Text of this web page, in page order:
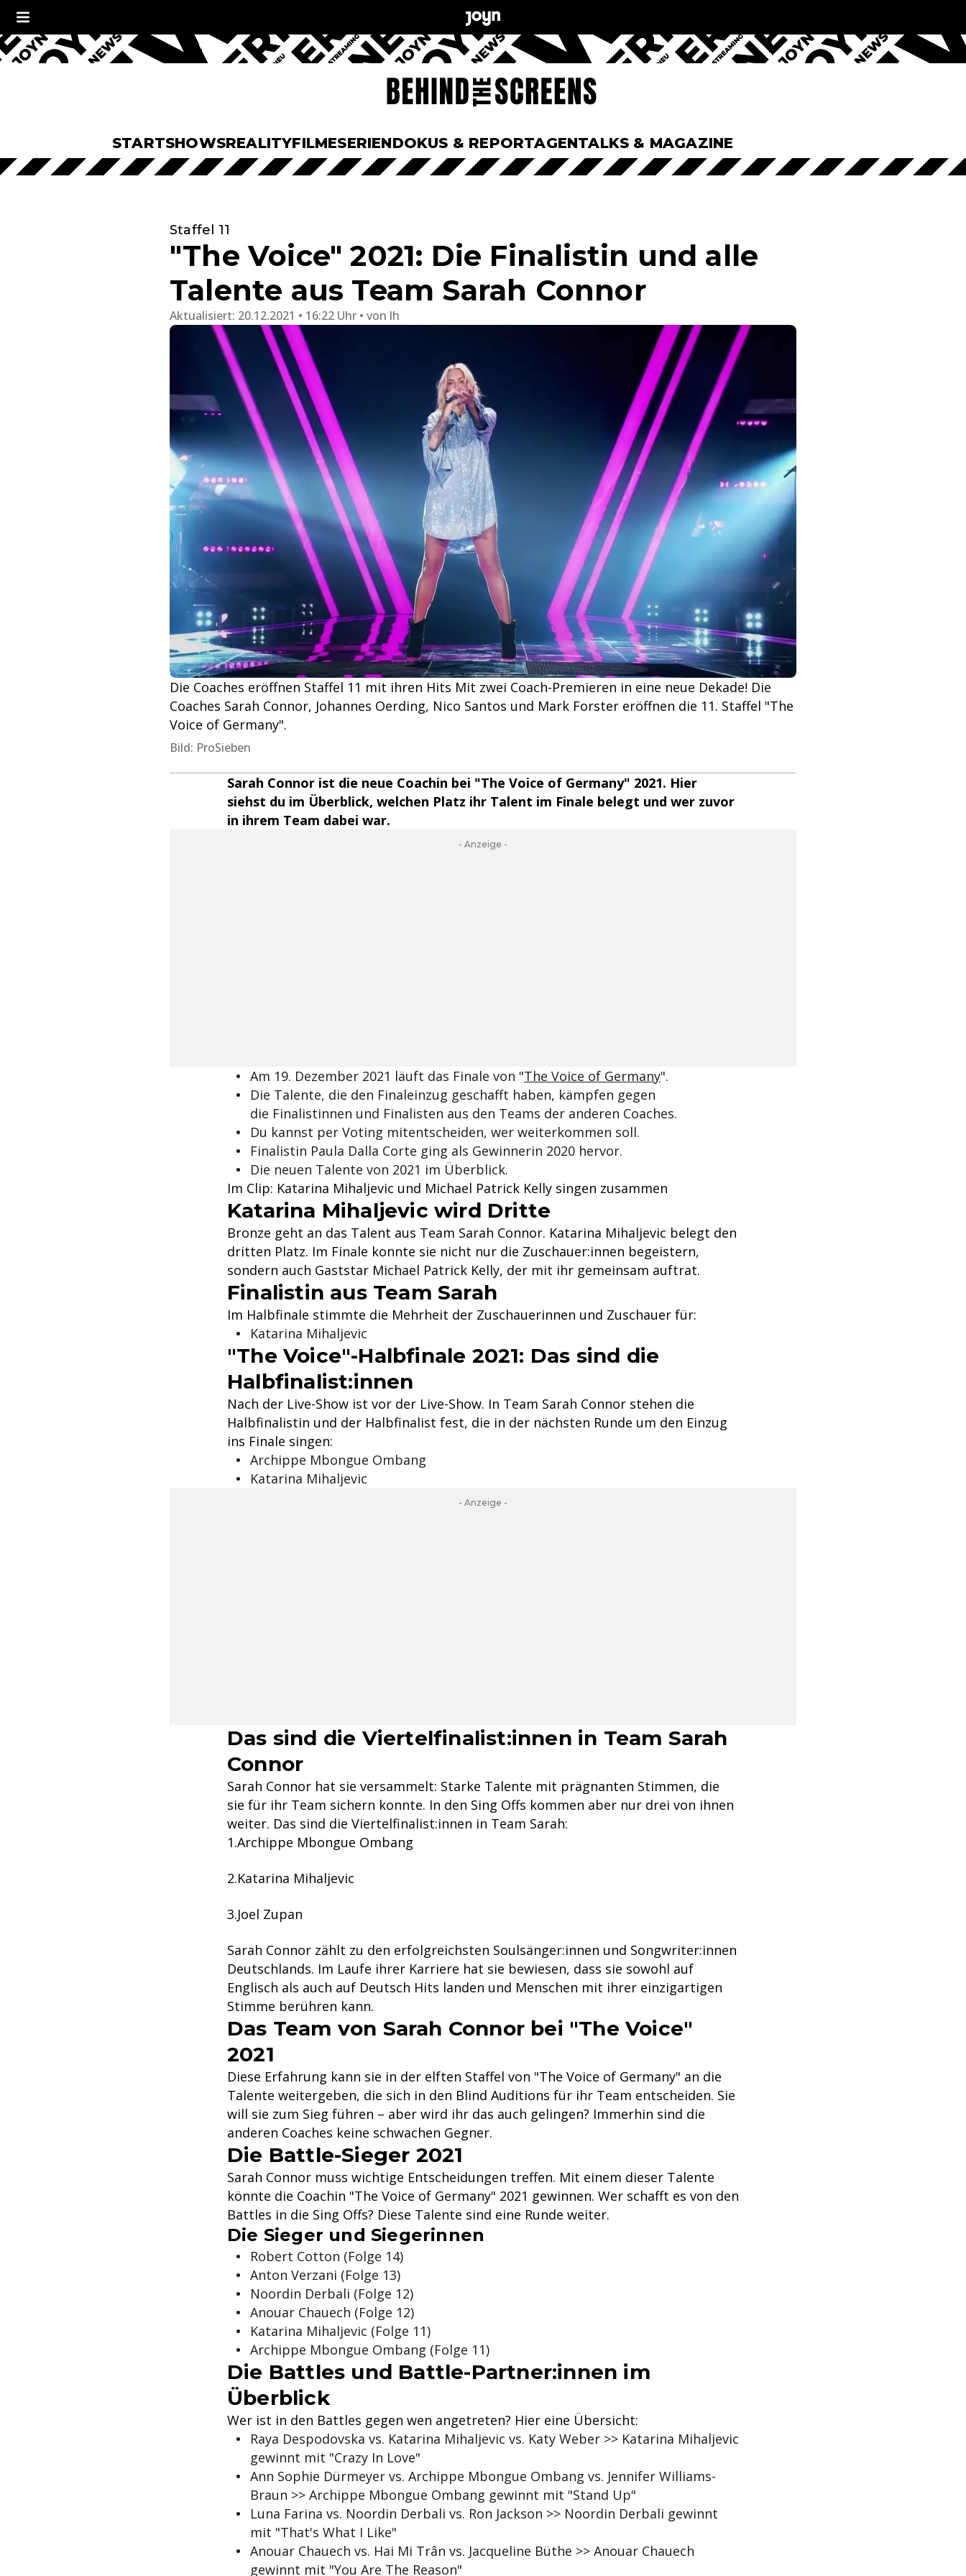
STARTSHOWSREALITYFILMESERIENDOKUS & REPORTAGENTALKS & MAGAZINE
Staffel 11
"The Voice" 2021: Die Finalistin und alle
Talente aus Team Sarah Connor
Aktualisiert: 20.12.2021 • 16:22 Uhr von lh
Die Coaches eröffnen Staffel 11 mit ihren Hits Mit zwei Coach-Premieren in eine neue Dekade! Die
Coaches Sarah Connor, Johannes Oerding, Nico Santos und Mark Forster eröffnen die 11. Staffel "The
Voice of Germany".
Bild: ProSieben
Sarah Connor ist die neue Coachin bei "The Voice of Germany" 2021. Hier
siehst du im Überblick, welchen Platz ihr Talent im Finale belegt und wer zuvor
in ihrem Team dabei war.
- Anzeige -
Am 19. Dezember 2021 läuft das Finale von "The Voice of Germany".
Die Talente, die den Finaleinzug geschafft haben, kämpfen gegen
die Finalistinnen und Finalisten aus den Teams der anderen Coaches.
Du kannst per Voting mitentscheiden, wer weiterkommen soll.
Finalistin Paula Dalla Corte ging als Gewinnerin 2020 hervor.
Die neuen Talente von 2021 im Überblick.
Im Clip: Katarina Mihaljevic und Michael Patrick Kelly singen zusammen
Katarina Mihaljevic wird Dritte
Bronze geht an das Talent aus Team Sarah Connor. Katarina Mihaljevic belegt den
dritten Platz. Im Finale konnte sie nicht nur die Zuschauer:innen begeistern,
sondern auch Gaststar Michael Patrick Kelly, der mit ihr gemeinsam auftrat.
Finalistin aus Team Sarah
Im Halbfinale stimmte die Mehrheit der Zuschauerinnen und Zuschauer für:
Katarina Mihaljevic
"The Voice"-Halbfinale 2021: Das sind die
Halbfinalist:innen
Nach der Live-Show ist vor der Live-Show. In Team Sarah Connor stehen die
Halbfinalistin und der Halbfinalist fest, die in der nächsten Runde um den Einzug
ins Finale singen:
Archippe Mbongue Ombang
Katarina Mihaljevic
- Anzeige -
Das sind die Viertelfinalist:innen in Team Sarah
Connor
Sarah Connor hat sie versammelt: Starke Talente mit prägnanten Stimmen, die
sie für ihr Team sichern konnte. In den Sing Offs kommen aber nur drei von ihnen
weiter. Das sind die Viertelfinalist:innen in Team Sarah:
Archippe Mbongue Ombang
Katarina Mihaljevic
Joel Zupan
Sarah Connor zählt zu den erfolgreichsten Soulsänger:innen und Songwriter:innen
Deutschlands. Im Laufe ihrer Karriere hat sie bewiesen, dass sie sowohl auf
Englisch als auch auf Deutsch Hits landen und Menschen mit ihrer einzigartigen
Stimme berühren kann.
Das Team von Sarah Connor bei "The Voice"
2021
Diese Erfahrung kann sie in der elften Staffel von "The Voice of Germany" an die
Talente weitergeben, die sich in den Blind Auditions für ihr Team entscheiden. Sie
will sie zum Sieg führen – aber wird ihr das auch gelingen? Immerhin sind die
anderen Coaches keine schwachen Gegner.
Die Battle-Sieger 2021
Sarah Connor muss wichtige Entscheidungen treffen. Mit einem dieser Talente
könnte die Coachin "The Voice of Germany" 2021 gewinnen. Wer schafft es von den
Battles in die Sing Offs? Diese Talente sind eine Runde weiter.
Die Sieger und Siegerinnen
Robert Cotton (Folge 14)
Anton Verzani (Folge 13)
Noordin Derbali (Folge 12)
Anouar Chauech (Folge 12)
Katarina Mihaljevic (Folge 11)
Archippe Mbongue Ombang (Folge 11)
Die Battles und Battle-Partner:innen im
Überblick
Wer ist in den Battles gegen wen angetreten? Hier eine Übersicht:
Raya Despodovska vs. Katarina Mihaljevic vs. Katy Weber >> Katarina Mihaljevic
gewinnt mit "Crazy In Love"
Ann Sophie Dürmeyer vs. Archippe Mbongue Ombang vs. Jennifer Williams-
Braun >> Archippe Mbongue Ombang gewinnt mit "Stand Up"
Luna Farina vs. Noordin Derbali vs. Ron Jackson >> Noordin Derbali gewinnt
mit "That's What I Like"
Anouar Chauech vs. Hai Mi Trân vs. Jacqueline Büthe >> Anouar Chauech
gewinnt mit "You Are The Reason"